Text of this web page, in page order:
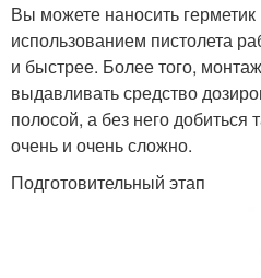
Вы можете наносить
использованием пистолета
и быстрее. Более того,
выдавливать средство
полосой, а без него добиться
очень и очень сложно.
Подготовительный этап